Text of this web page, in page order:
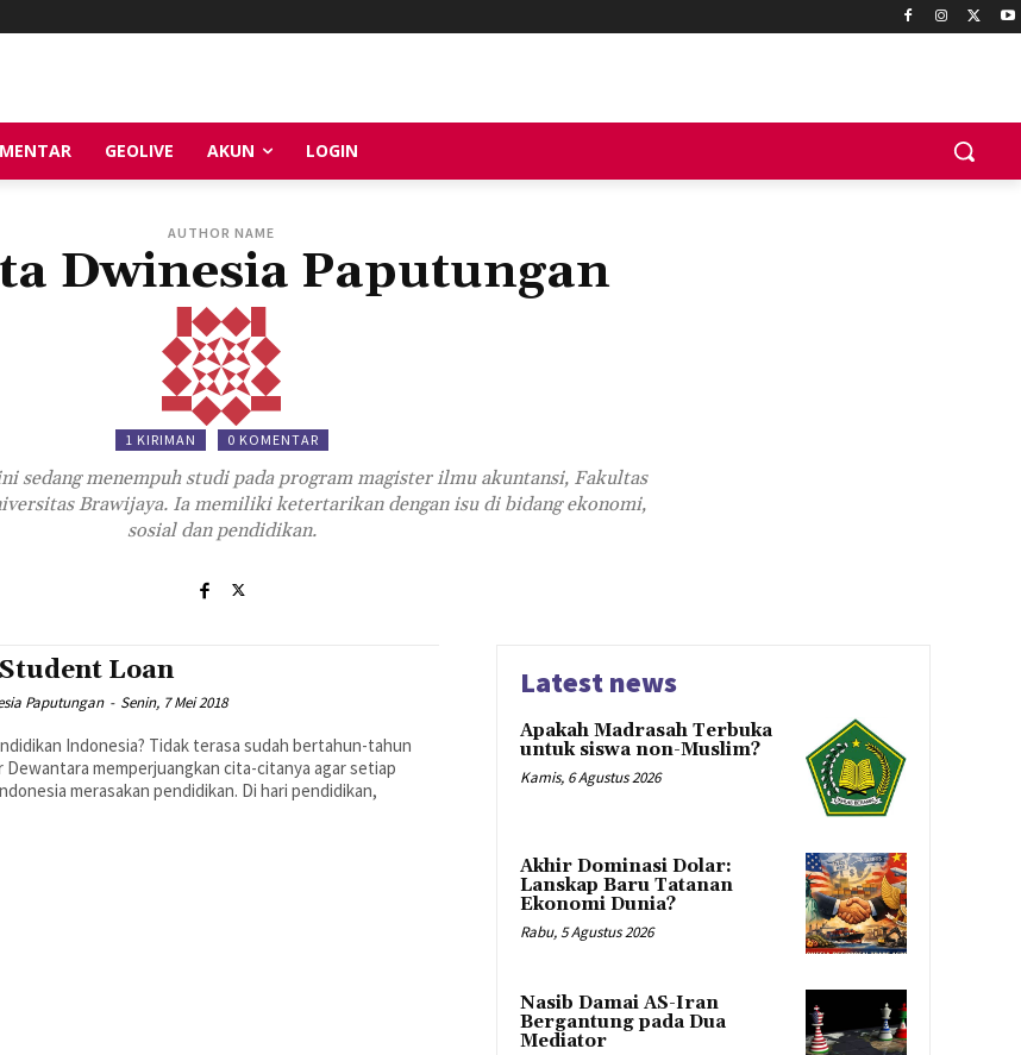
GEOLIVE AKUN LOGIN
AUTHOR NAME
Dwinesia Paputungan
1 KIRIMAN 0 KOMENTAR
sedang menempuh studi pada program magister ilmu akuntansi, Fakultas
Brawijaya. Ia memiliki ketertarikan dengan isu di bidang ekonomi,
sosial dan pendidikan.
Loan
Paputungan - Senin, 7 Mei 2018
Indonesia? Tidak terasa sudah bertahun-tahun
Dewantara memperjuangkan cita-citanya agar setiap
merasakan pendidikan. Di hari pendidikan,
Latest news
Apakah Madrasah Terbuka
untuk siswa non-Muslim?
Kamis, 6 Agustus 2026
Akhir Dominasi Dolar:
Lanskap Baru Tatanan
Ekonomi Dunia?
Rabu, 5 Agustus 2026
Nasib Damai AS-Iran
Bergantung pada Dua
Mediator